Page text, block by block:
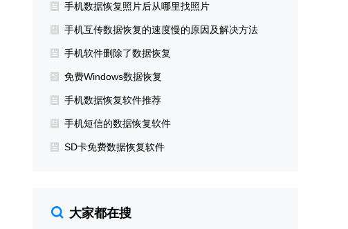
手机数据恢复照片后从哪里找照片
手机互传数据恢复的速度慢的原因及解决方法
手机软件删除了数据恢复
免费Windows数据恢复
手机数据恢复软件推荐
手机短信的数据恢复软件
SD卡免费数据恢复软件
大家都在搜